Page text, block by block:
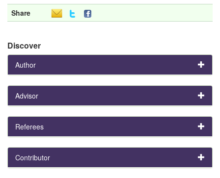
Share
Discover
Author
Advisor
Referees
Contributor